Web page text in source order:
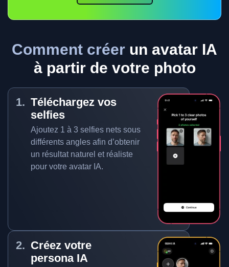
Comment créer un avatar IA
à partir de votre photo
Téléchargez vos
selfies
Ajoutez 1 à 3 selfies nets sous
différents angles afin d’obtenir
un résultat naturel et réaliste
pour votre avatar IA.
Créez votre
persona IA